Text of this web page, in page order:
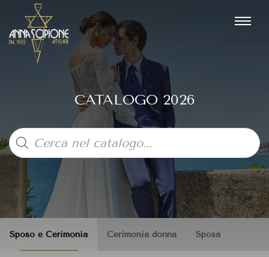
CATALOGO 2026
Products
search
Sposo e Cerimonia Cerimonia donna Sposa